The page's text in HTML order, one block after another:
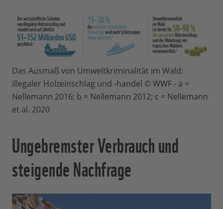
Das Ausmaß von Umweltkriminalität im Wald:
illegaler Holzeinschlag und -handel © WWF - a =
Nellemann 2016; b = Nellemann 2012; c = Nellemann
et al. 2020
Ungebremster Verbrauch und
steigende Nachfrage